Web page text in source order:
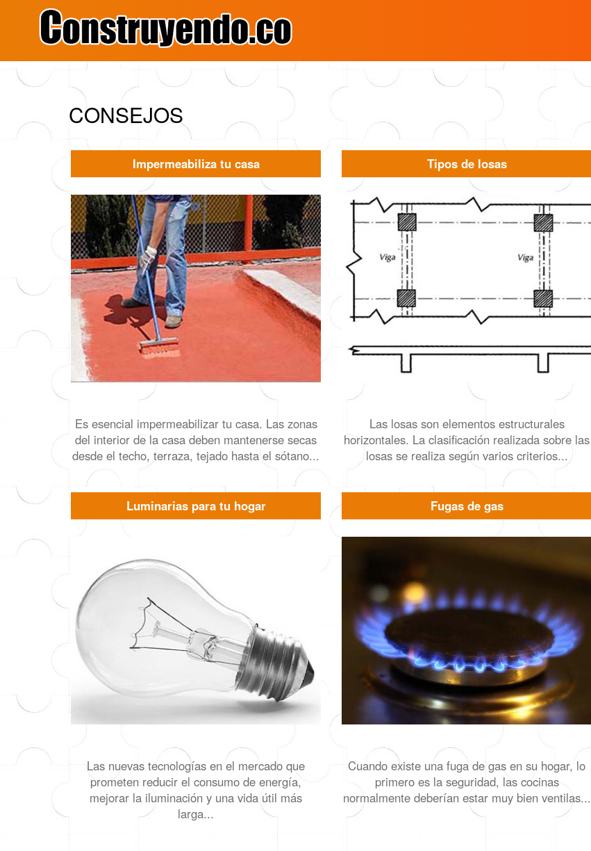
CONSEJOS
Impermeabiliza tu casa
Es esencial impermeabilizar tu casa. Las zonas
del interior de la casa deben mantenerse secas
desde el techo, terraza, tejado hasta el sótano...
Tipos de losas
Las losas son elementos estructurales
horizontales. La clasificación realizada sobre las
losas se realiza según varios criterios...
Luminarias para tu hogar
Las nuevas tecnologías en el mercado que
prometen reducir el consumo de energía,
mejorar la iluminación y una vida útil más
larga...
Fugas de gas
Cuando existe una fuga de gas en su hogar, lo
primero es la seguridad, las cocinas
normalmente deberían estar muy bien ventilas...